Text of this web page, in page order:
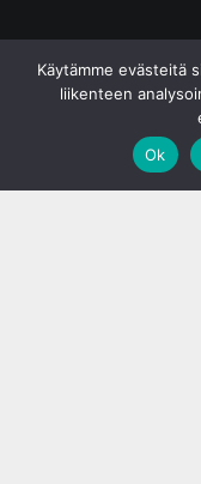
Käytämme evästeitä
liikenteen
Ok